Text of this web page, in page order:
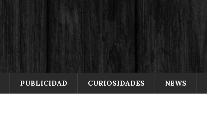
PUBLICIDAD CURIOSIDADES NEWS